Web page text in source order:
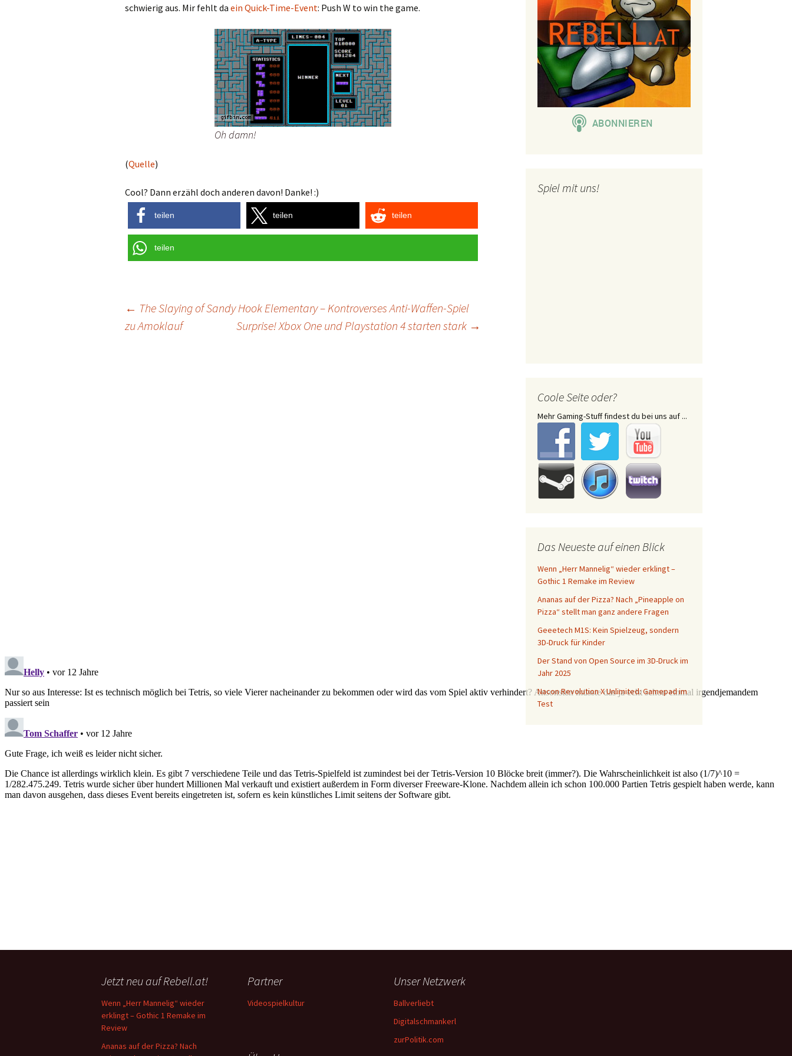
schwierig aus. Mir fehlt da ein Quick-Time-Event: Push W to win the game.
Oh damn!
(Quelle)
Cool? Dann erzähl doch anderen davon! Danke! :)
teilen teilen teilen
teilen
← The Slaying of Sandy Hook Elementary – Kontroverses Anti-Waffen-Spiel
zu Amoklauf
Surprise! Xbox One und Playstation 4 starten stark →
Spiel mit uns!
Coole Seite oder?
Mehr Gaming-Stuff findest du bei uns auf ...
Das Neueste auf einen Blick
Wenn „Herr Mannelig“ wieder erklingt –
Gothic 1 Remake im Review
Ananas auf der Pizza? Nach „Pineapple on
Pizza“ stellt man ganz andere Fragen
Geeetech M1S: Kein Spielzeug, sondern
3D-Druck für Kinder
Der Stand von Open Source im 3D-Druck im
Jahr 2025
Nacon Revolution X Unlimited: Gamepad im
Test
Jetzt neu auf Rebell.at!
Wenn „Herr Mannelig“ wieder
erklingt – Gothic 1 Remake im
Review
Ananas auf der Pizza? Nach
Partner
Videospielkultur
Unser Netzwerk
Ballverliebt
Digitalschmankerl
zurPolitik.com